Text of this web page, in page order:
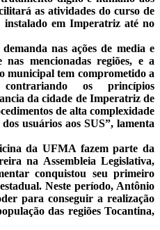
as atividades do curso de
em Imperatriz até no
nas ações de media e
nas mencionadas regiões, e a
municipal tem comprometido a
os princípios
da cidade de Imperatriz de
de alta complexidade
usuários aos SUS”, lamenta
da UFMA fazem parte da
na Assembleia Legislativa,
conquistou seu primeiro
Neste período, Antônio
para conseguir a realização
das regiões Tocantina,